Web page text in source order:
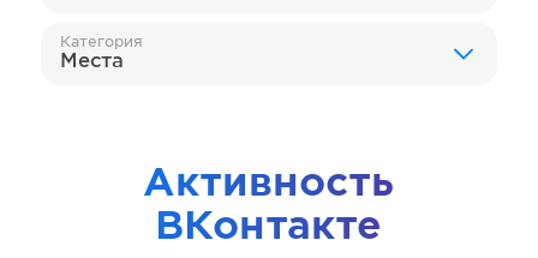
Категория
Места
Активность
ВКонтакте